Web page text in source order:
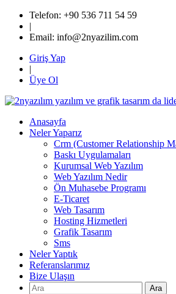
Telefon: +90 536 711 54 59
|
Email: info@2nyazilim.com
Giriş Yap
|
Üye Ol
Anasayfa
Neler Yaparız
Crm (Customer Relationship
Baskı Uygulamaları
Kurumsal Web Yazılım
Web Yazılım Nedir
Ön Muhasebe Programı
E-Ticaret
Web Tasarım
Hosting Hizmetleri
Grafik Tasarım
Sms
Neler Yaptık
Referanslarımız
Bize Ulaşın